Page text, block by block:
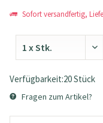
Sofort versandfertig,
Verfügbarkeit:20 Stück
Fragen zum Artikel?